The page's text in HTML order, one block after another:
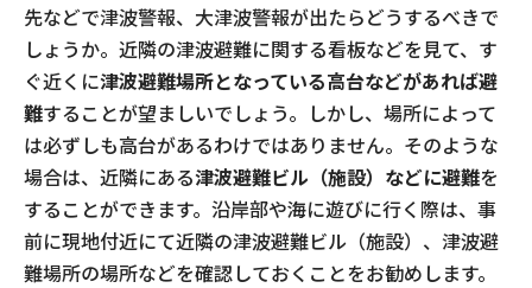
先などで津波警報、大津波警報が出たらどうするべきで
しょうか。近隣の津波避難に関する看板などを見て、す
ぐ近くに津波避難場所となっている高台などがあれば避
難することが望ましいでしょう。しかし、場所によって
は必ずしも高台があるわけではありません。そのような
場合は、近隣にある津波避難ビル（施設）などに避難を
することができます。沿岸部や海に遊びに行く際は、事
前に現地付近にて近隣の津波避難ビル（施設）、津波避
難場所の場所などを確認しておくことをお勧めします。